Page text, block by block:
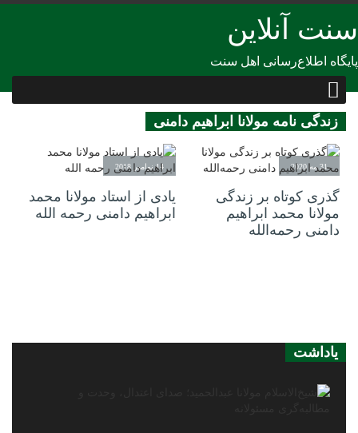
سنت آنلاین
پایگاه اطلاع‌رسانی اهل سنت
زندگی نامه مولانا ابراهیم دامنی
31 مه 2020
گذری کوتاه بر زندگی
مولانا محمد ابراهیم
دامنی رحمه‌الله
14 نوامبر 2018
یادی از استاد مولانا محمد
ابراهیم دامنی رحمه الله
یاداشت